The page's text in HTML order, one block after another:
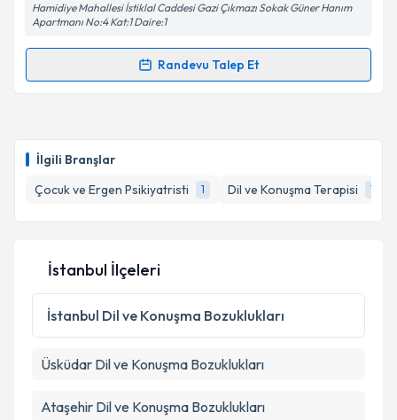
İlgili Branşlar
Çocuk ve Ergen Psikiyatristi
1 Dil ve Konuşma Terapisi 1
Kişisel verilerimin işlenmesine ilişkin
Metni'ni okudum ve kişisel verilerimin belirtilen
Hamidiye Mahallesi İstiklal Caddesi Gazi Çıkmazı Sokak Güner Hanım
Apartmanı No:4 Kat:1 Daire:1
Randevu Talep Et
Randevu Takvimi Talebi
almanız için bir takvim hazırlandığında e-posta ile
bilgilendireceğiz.
E-posta Adresiniz
Kişisel verilerimin işlenmesine ilişkin
Metni'ni okudum ve kişisel verilerimin belirtilen
Takvim Talebini Gönder
İstanbul İlçeleri
İstanbul Dil ve Konuşma Bozuklukları
Üsküdar Dil ve Konuşma Bozuklukları
Ataşehir Dil ve Konuşma Bozuklukları